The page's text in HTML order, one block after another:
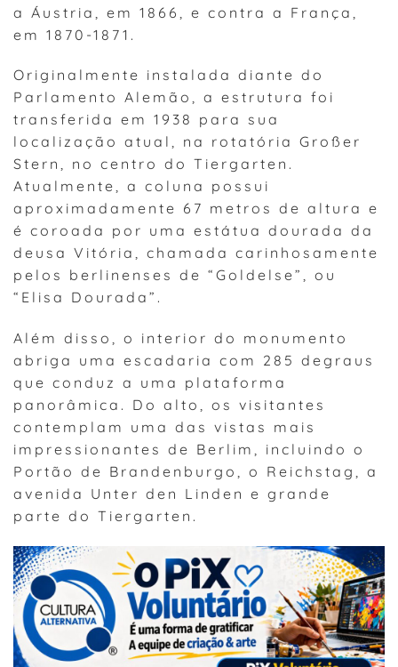
a Áustria, em 1866, e contra a França,
em 1870-1871.
Originalmente instalada diante do
Parlamento Alemão, a estrutura foi
transferida em 1938 para sua
localização atual, na rotatória Großer
Stern, no centro do Tiergarten.
Atualmente, a coluna possui
aproximadamente 67 metros de altura e
é coroada por uma estátua dourada da
deusa Vitória, chamada carinhosamente
pelos berlinenses de “Goldelse”, ou
“Elisa Dourada”.
Além disso, o interior do monumento
abriga uma escadaria com 285 degraus
que conduz a uma plataforma
panorâmica. Do alto, os visitantes
contemplam uma das vistas mais
impressionantes de Berlim, incluindo o
Portão de Brandenburgo, o Reichstag, a
avenida Unter den Linden e grande
parte do Tiergarten.